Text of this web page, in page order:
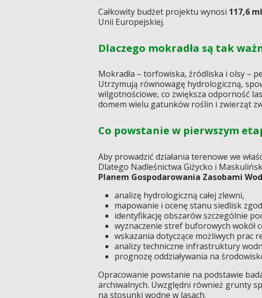
Całkowity budżet projektu wynosi 117,6
Unii Europejskiej.
Dlaczego mokradła są tak
Mokradła – torfowiska, źródliska i olsy –
Utrzymują równowagę hydrologiczną,
wilgotnościowe, co zwiększa odporność
domem wielu gatunków roślin i zwierząt
Co powstanie w pierwszym
Aby prowadzić działania terenowe we
Dlatego Nadleśnictwa Giżycko i
Planem Gospodarowania Zasobami
analizę hydrologiczną całej zlewni,
mapowanie i ocenę stanu siedlisk
identyfikację obszarów szczególnie
wyznaczenie stref buforowych wokół
wskazania dotyczące możliwych prac
analizy techniczne infrastruktury
prognozę oddziaływania na
Opracowanie powstanie na podstawie
archiwalnych. Uwzględni również grunty
na stosunki wodne w lasach.